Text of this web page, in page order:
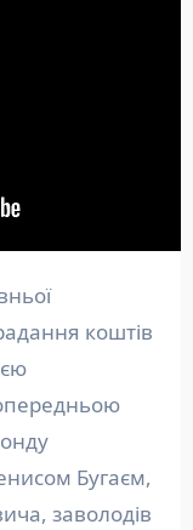
коштів
Бугаєм,
заволодів